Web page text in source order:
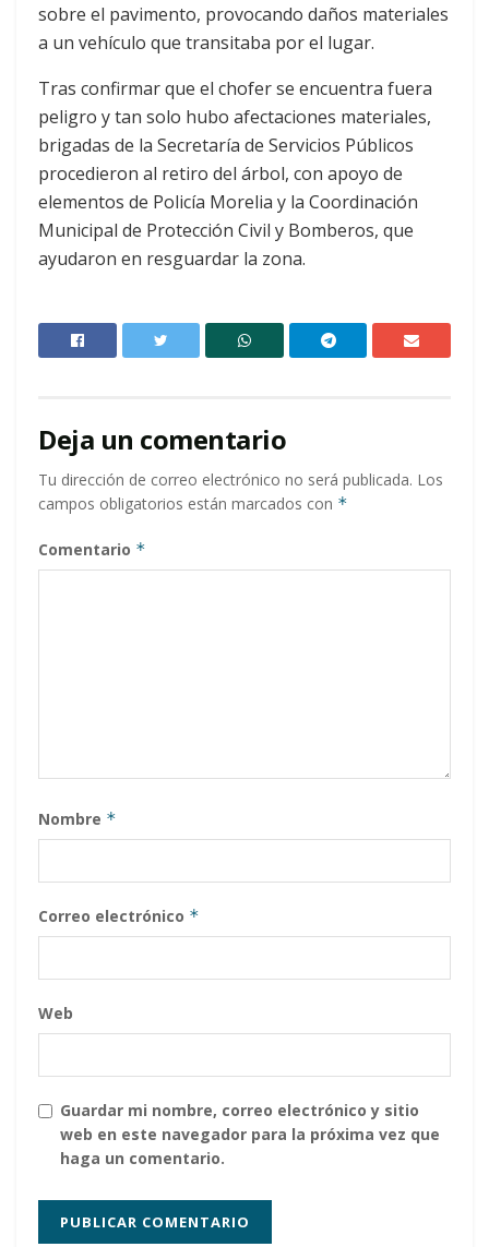
sobre el pavimento, provocando daños materiales
a un vehículo que transitaba por el lugar.
Tras confirmar que el chofer se encuentra fuera
peligro y tan solo hubo afectaciones materiales,
brigadas de la Secretaría de Servicios Públicos
procedieron al retiro del árbol, con apoyo de
elementos de Policía Morelia y la Coordinación
Municipal de Protección Civil y Bomberos, que
ayudaron en resguardar la zona.
Deja un comentario
Tu dirección de correo electrónico no será publicada. Los
campos obligatorios están marcados con *
Comentario *
Nombre *
Correo electrónico *
Web
Guardar mi nombre, correo electrónico y sitio
web en este navegador para la próxima vez que
haga un comentario.